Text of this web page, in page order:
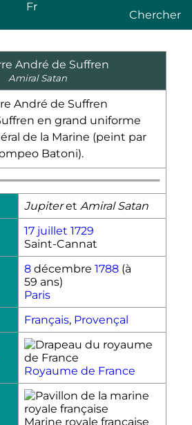
Fr
Chercher
André de Suffren
Amiral Satan
en grand uniforme
de la Marine (peint par
Batoni).
Jupiteret Amiral Satan
17 juillet 1729
Saint-Cannat
8 décembre 1788 (à
59 ans)
Paris
Français, Provençal
Royaume de France
Marine royale française